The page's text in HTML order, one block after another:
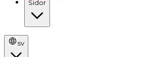
Sidor
sv